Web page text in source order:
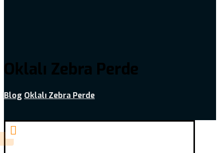
Oklalı Zebra Perde
Blog Oklalı Zebra Perde